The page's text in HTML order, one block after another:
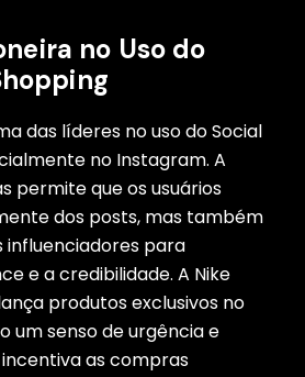
no Uso do
das líderes no uso do Social
no Instagram. A
permite que os usuários
dos posts, mas também
influenciadores para
e a credibilidade. A Nike
produtos exclusivos no
um senso de urgência e
as compras